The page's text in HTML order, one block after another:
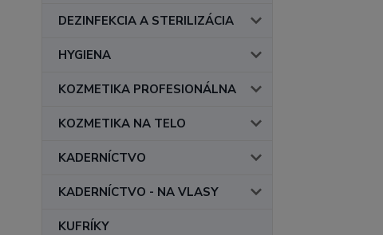
DEZINFEKCIA A STERILIZÁCIA
HYGIENA
KOZMETIKA PROFESIONÁLNA
KOZMETIKA NA TELO
KADERNÍCTVO
KADERNÍCTVO - NA VLASY
KUFRÍKY